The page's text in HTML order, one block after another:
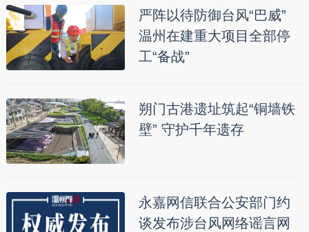
严阵以待防御台风“巴威”
温州在建重大项目全部停
工“备战”
朔门古港遗址筑起“铜墙铁
壁” 守护千年遗存
永嘉网信联合公安部门约
谈发布涉台风网络谣言网